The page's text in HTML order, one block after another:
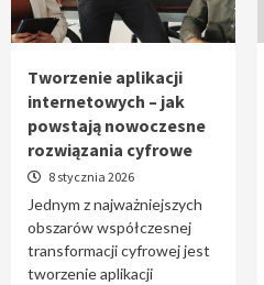
Tworzenie aplikacji
internetowych – jak
powstają nowoczesne
rozwiązania cyfrowe
8 stycznia 2026
Jednym z najważniejszych
obszarów współczesnej
transformacji cyfrowej jest
tworzenie aplikacji